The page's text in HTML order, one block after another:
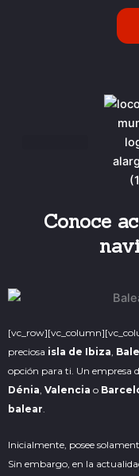
Conoce
preciosa isla de Ibiza,
opción para ti. Un empresa
Dénia, Valencia o
balear.
Inicialmente, posee
Sin embargo, en la